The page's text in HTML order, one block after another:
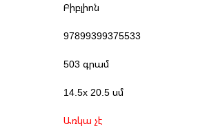
Բիբլիոն
97899399375533
503 գրամ
14.5x 20.5 սմ
Առկա չէ